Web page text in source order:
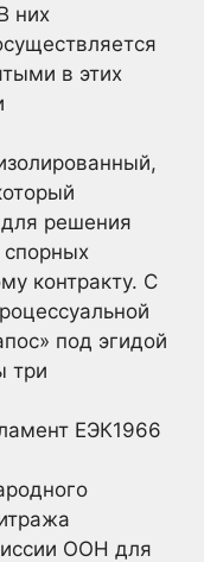
них
в этих
решения
спорных
контракту. С
под эгидой
три
ЕЭК1966
ООН для